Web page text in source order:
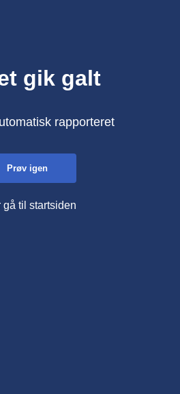
gik galt
rapporteret
Prøv igen
gå til startsiden